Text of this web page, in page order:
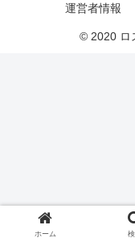
運営者情報
© 2020 ロ
ホーム